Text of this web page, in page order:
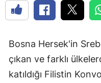
Bosna Hersek'in
çıkan ve farklı
katıldığı Filistin